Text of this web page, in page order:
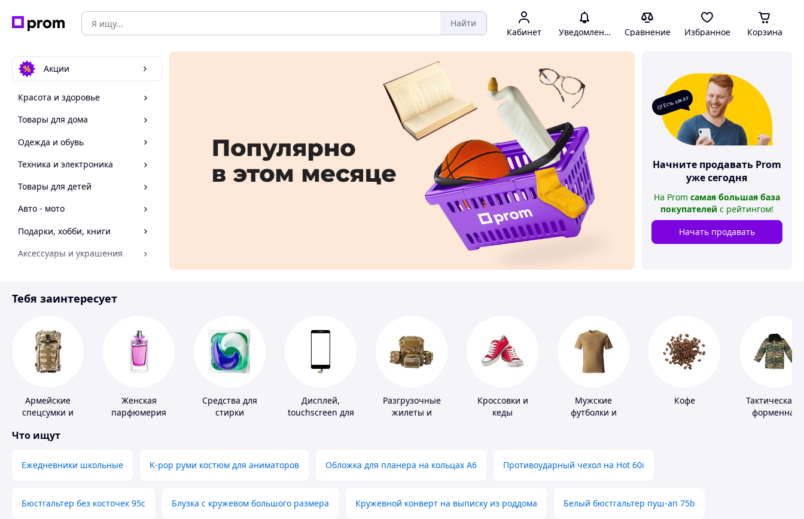
Найти
Кабинет Уведомления Сравнение Избранное Корзина
Акции
Красота и здоровье
Товары для дома
Одежда и обувь
Техника и электроника
Товары для детей
Авто - мото
Подарки, хобби, книги
Аксессуары и украшения
Спорт и отдых
О! Есть заказ
Начните продавать Prom
уже сегодня
На Prom самая большая база
покупателей с рейтингом!
Начать продавать
Тебя заинтересует
Армейские
спецсумки и
Женская
парфюмерия
Средства для
стирки
Дисплей,
touchscreen для
Разгрузочные
жилеты и
Кроссовки и
кеды
Мужские
футболки и
Кофе
Тактическая и
форменная
Что ищут
Ежедневники школьные K-pop руми костюм для аниматоров Обложка для планера на кольцах А6 Противоударный чехол на Hot 60i
Бюстгальтер без косточек 95с Блузка с кружевом большого размера Кружевной конверт на выписку из роддома Белый бюстгальтер пуш-ап 75b